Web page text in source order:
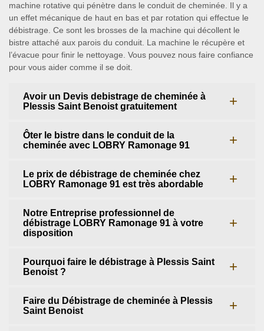
machine rotative qui pénètre dans le conduit de cheminée. Il y a
un effet mécanique de haut en bas et par rotation qui effectue le
débistrage. Ce sont les brosses de la machine qui décollent le
bistre attaché aux parois du conduit. La machine le récupère et
l’évacue pour finir le nettoyage. Vous pouvez nous faire confiance
pour vous aider comme il se doit.
Avoir un Devis debistrage de cheminée à
Plessis Saint Benoist gratuitement
Ôter le bistre dans le conduit de la
cheminée avec LOBRY Ramonage 91
Le prix de débistrage de cheminée chez
LOBRY Ramonage 91 est très abordable
Notre Entreprise professionnel de
débistrage LOBRY Ramonage 91 à votre
disposition
Pourquoi faire le débistrage à Plessis Saint
Benoist ?
Faire du Débistrage de cheminée à Plessis
Saint Benoist